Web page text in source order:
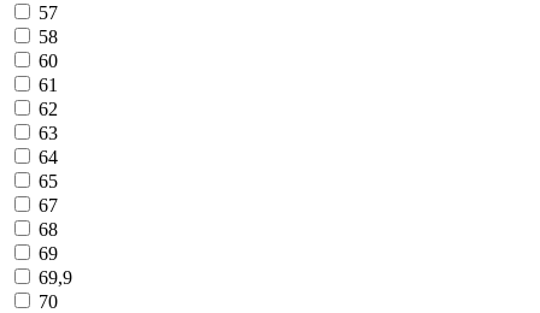
57
58
60
61
62
63
64
65
67
68
69
69,9
70